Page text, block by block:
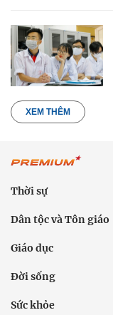
XEM THÊM
Thời sự
Dân tộc và Tôn giáo
Giáo dục
Đời sống
Sức khỏe